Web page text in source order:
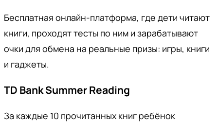
Бесплатная онлайн-платформа, где дети читают
книги, проходят тесты по ним и зарабатывают
очки для обмена на реальные призы: игры, книги
и гаджеты.
TD Bank Summer Reading
За каждые 10 прочитанных книг ребёнок